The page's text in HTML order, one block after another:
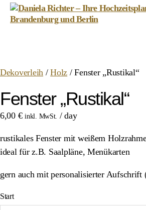
Hochzeitsplanerin
Brandenburg
und
Berlin
Dekoverleih /Holz / Fenster „Rustikal“
Fenster „Rustikal“
6,00 € inkl. MwSt. / day
rustikales Fenster mit weißem
ideal für z.B. Saalpläne, Menükarten
gern auch mit personalisierter Aufschrift
Start